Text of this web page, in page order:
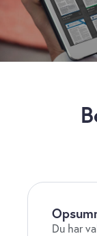
Du har